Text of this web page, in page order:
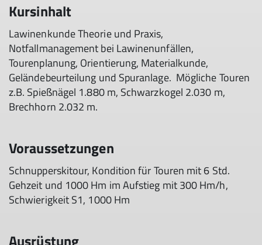
Kursinhalt
Lawinenkunde Theorie und Praxis,
Notfallmanagement bei Lawinenunfällen,
Tourenplanung, Orientierung, Materialkunde,
Geländebeurteilung und Spuranlage. Mögliche Touren
z.B. Spießnägel 1.880 m, Schwarzkogel 2.030 m,
Brechhorn 2.032 m.
Voraussetzungen
Schnupperskitour, Kondition für Touren mit 6 Std.
Gehzeit und 1000 Hm im Aufstieg mit 300 Hm/h,
Schwierigkeit S1, 1000 Hm